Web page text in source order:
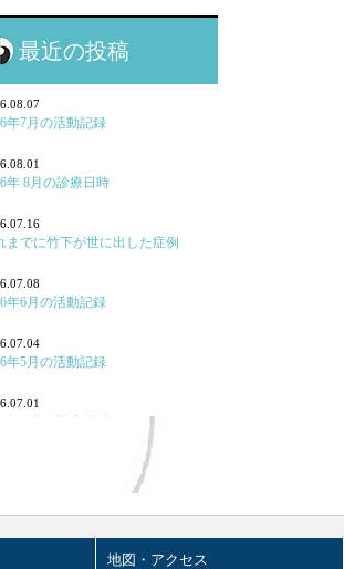
医療に関して
と保険・業界のお話
学校、鍼灸学生に関して
ある病気・症状
り方」の大事
｣とはどういうことか
み」について
最近の投稿
年7月の活動記録
年 8月の診療日時
までに竹下が世に出した症例
年6月の活動記録
年5月の活動記録
年4月の活動記録
地図・アクセス